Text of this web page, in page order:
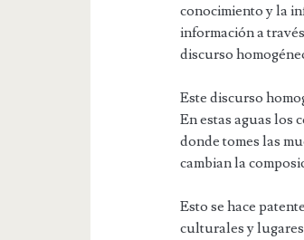
conocimiento y la
información a
discurso
Este discurso
En estas aguas los
donde tomes las
cambian la
Esto se hace
culturales y